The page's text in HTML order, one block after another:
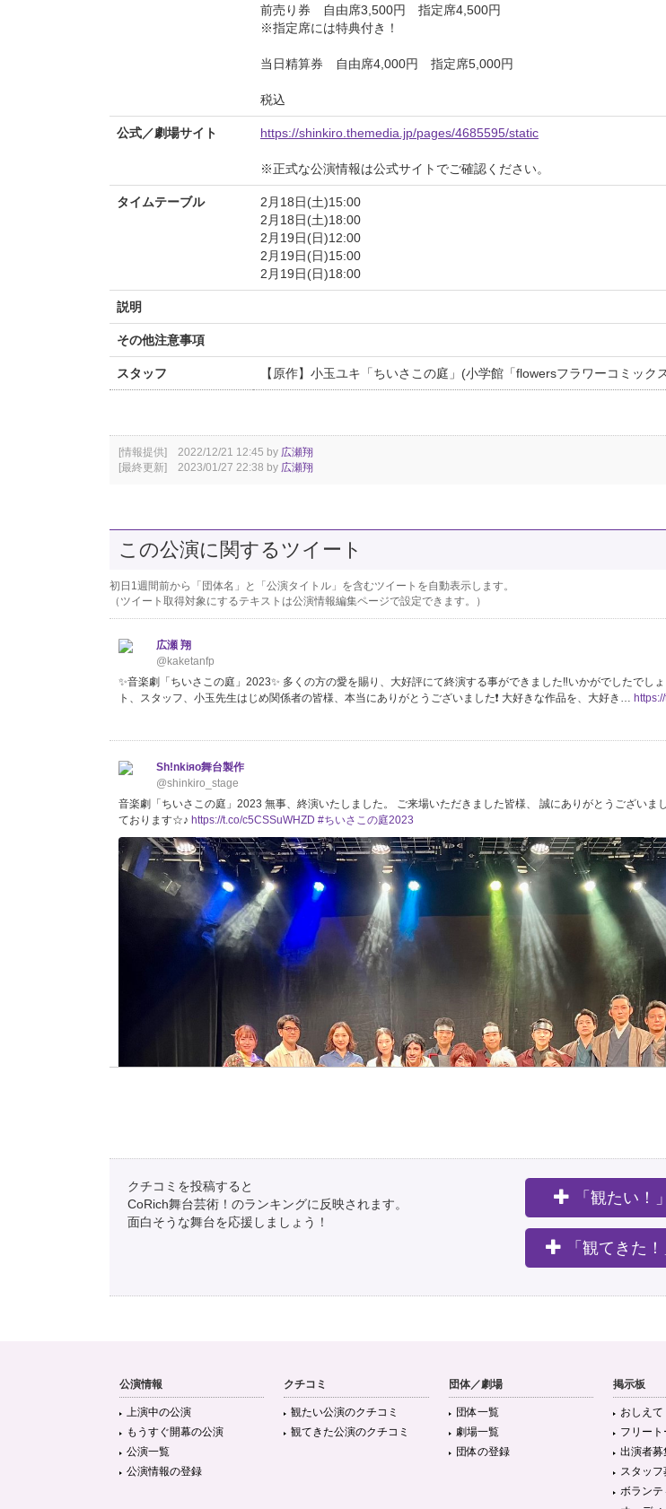
前売り券 自由席3,500円 指定席4,500円
※指定席には特典付き！
当日精算券 自由席4,000円 指定席5,000円
税込
公式／劇場サイト https://shinkiro.themedia.jp/pages/4685595/static
※正式な公演情報は公式サイトでご確認ください。
タイムテーブル
2月18日(土)15:00
2月18日(土)18:00
2月19日(日)12:00
2月19日(日)15:00
2月19日(日)18:00
説明
その他注意事項
スタッフ 【原作】小玉ユキ「ちいさこの庭」(小学館「flowersフラワーコミック
[情報提供] 2022/12/21 12:45 by 広瀬翔
[最終更新] 2023/01/27 22:38 by 広瀬翔
この公演に関するツイート
初日1週間前から「団体名」と「公演タイトル」を含むツイートを自動表示します。
（ツイート取得対象にするテキストは公演情報編集ページで設定できます。）
広瀬 翔
@kaketanfp
✨音楽劇「ちいさこの庭」2023✨ 多くの方の愛を賜り、大好評にて終演する事ができました‼︎いかがでしたでし
ト、スタッフ、小玉先生はじめ関係者の皆様、本当にありがとうございました❗️ 大好きな作品を、大好き…
Sh!nkiяo舞台製作
@shinkiro_stage
音楽劇「ちいさこの庭」2023 無事、終演いたしました。 ご来場いただきました皆様、 誠にありがとうございま
ております☆♪ https://t.co/c5CSSuWHZD #ちいさこの庭2023
たに
@tomotaka_tomo
Sh!nkiяo 音楽劇「ちいさこの庭」2023 ＠千里朝日A&amp;Hホール 話したい誰かがいる幸せ、すれ違いで無く
ったな。心に沁みて泣きそうだった。 繰り返し見たくなる舞台、また再演楽しみにしてます。 お林が…https://
クチコミを投稿すると
CoRich舞台芸術！のランキングに反映されます。
面白そうな舞台を応援しましょう！
「観たい！
「観てきた
公演情報
上演中の公演
もうすぐ開幕の公演
公演一覧
公演情報の登録
クチコミ
観たい公演のクチコミ
観てきた公演のクチコミ
団体／劇場
団体一覧
劇場一覧
団体の登録
掲示板
おしえ
フリート
出演者募
スタッフ
ボランテ